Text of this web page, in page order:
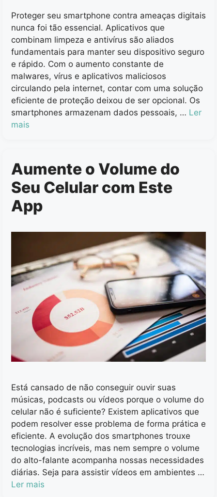
Proteger seu smartphone contra ameaças digitais
nunca foi tão essencial. Aplicativos que
combinam limpeza e antivírus são aliados
fundamentais para manter seu dispositivo seguro
e rápido. Com o aumento constante de
malwares, vírus e aplicativos maliciosos
circulando pela internet, contar com uma solução
eficiente de proteção deixou de ser opcional. Os
smartphones armazenam dados pessoais, … Ler
mais
Aumente o Volume do
Seu Celular com Este
App
Está cansado de não conseguir ouvir suas
músicas, podcasts ou vídeos porque o volume do
celular não é suficiente? Existem aplicativos que
podem resolver esse problema de forma prática e
eficiente. A evolução dos smartphones trouxe
tecnologias incríveis, mas nem sempre o volume
do alto-falante acompanha nossas necessidades
diárias. Seja para assistir vídeos em ambientes …
Ler mais